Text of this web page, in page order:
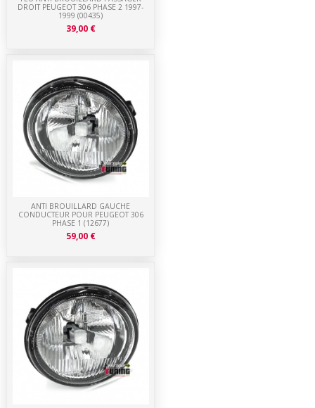
ANTI BROUILLARD GAUCHE
CONDUCTEUR POUR PEUGEOT 306
PHASE 1 (12677)
59,00 €
DROIT PEUGEOT 306 PHASE 2 1997-
1999 (00435)
39,00 €